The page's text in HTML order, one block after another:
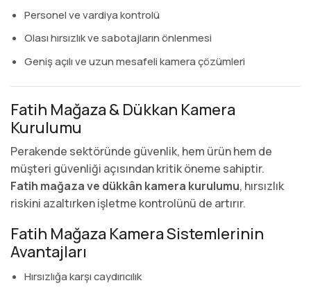
Personel ve vardiya kontrolü
Olası hırsızlık ve sabotajların önlenmesi
Geniş açılı ve uzun mesafeli kamera çözümleri
Fatih Mağaza & Dükkan Kamera
Kurulumu
Perakende sektöründe güvenlik, hem ürün hem de
müşteri güvenliği açısından kritik öneme sahiptir.
Fatih mağaza ve dükkân kamera kurulumu, hırsızlık
riskini azaltırken işletme kontrolünü de artırır.
Fatih Mağaza Kamera Sistemlerinin
Avantajları
Hırsızlığa karşı caydırıcılık